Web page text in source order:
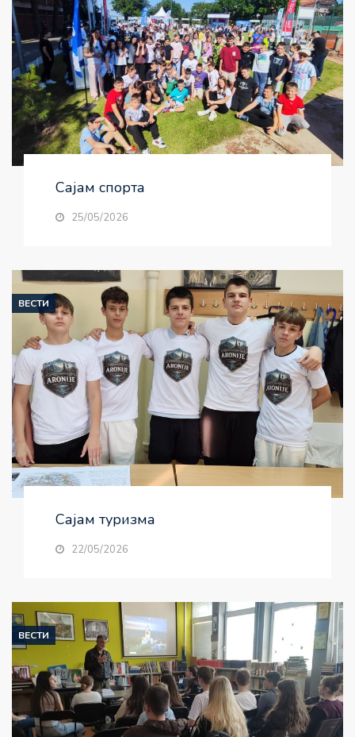
Сајам спорта
25/05/2026
ВЕСТИ
Сајам туризма
22/05/2026
ВЕСТИ